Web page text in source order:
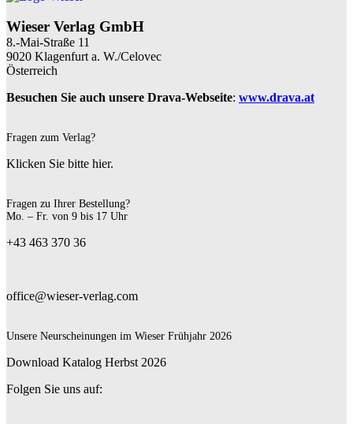
Wieser Verlag GmbH
8.-Mai-Straße 11
9020 Klagenfurt a. W./Celovec
Österreich
Besuchen Sie auch unsere Drava-Webseite: www.drava.at
Fragen zum Verlag?
Klicken Sie bitte hier.
Fragen zu Ihrer Bestellung?
Mo. – Fr. von 9 bis 17 Uhr
+43 463 370 36
office@wieser-verlag.com
Unsere Neurscheinungen im Wieser Frühjahr 2026
Download Katalog Herbst 2026
Folgen Sie uns auf: